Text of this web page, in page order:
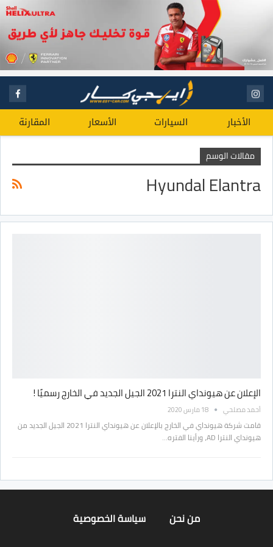
الأخبار السيارات الأسعار المقارنة
مقالات الوسم
Hyundal Elantra
الإعلان عن هيونداي النترا 2021 الجيل الجديد في الخارج رسميًا !
أحمد مصلحي 18 مارس 2020
قامت شركة هيونداي في الخارج بالإعلان عن هيونداي النترا 2021 الجيل الجديد من
هيونداي النترا AD، ورأينا الفتره…
من نحن سياسة الخصوصية